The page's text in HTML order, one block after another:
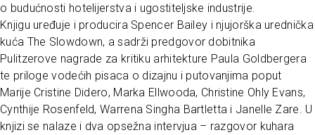
o budućnosti hotelijerstva i ugostiteljske industrije.
Knjigu uređuje i producira Spencer Bailey i njujorška urednička
kuća The Slowdown, a sadrži predgovor dobitnika
Pulitzerove nagrade za kritiku arhitekture Paula Goldbergera
te priloge vodećih pisaca o dizajnu i putovanjima poput
Marije Cristine Didero, Marka Ellwooda, Christine Ohly Evans,
Cynthije Rosenfeld, Warrena Singha Bartletta i Janelle Zare. U
knjizi se nalaze i dva opsežna intervjua – razgovor kuhara